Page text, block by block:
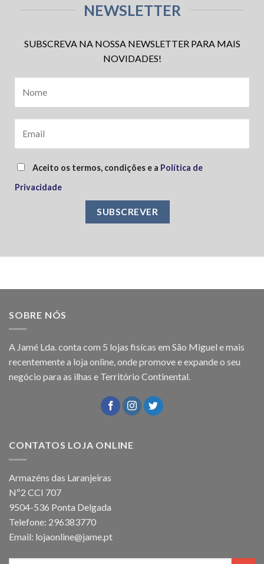
NEWSLETTER
SUBSCREVA NA NOSSA NEWSLETTER PARA MAIS
NOVIDADES!
Aceito os termos, condições e a Política de
Privacidade
SOBRE NÓS
A Jamé Lda. conta com 5 lojas fisícas em São Miguel e mais
recentemente a loja online, onde promove e expande o seu
negócio para as ilhas e Território Continental.
CONTATOS LOJA ONLINE
Armazéns das Laranjeiras
Nº2 CCI 707
9504-536 Ponta Delgada
Telefone: 296383770
Email: lojaonline@jame.pt